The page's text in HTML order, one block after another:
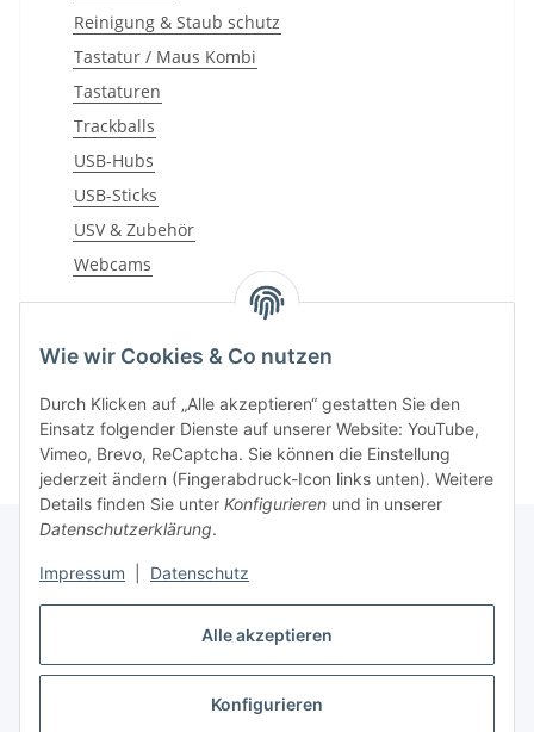
Alle akzeptieren
Konfigurieren
Wie wir Cookies & Co nutzen
Durch Klicken auf „Alle akzeptieren“ gestatten Sie den
Einsatz folgender Dienste auf unserer Website: YouTube,
Vimeo, Brevo, ReCaptcha. Sie können die Einstellung
jederzeit ändern (Fingerabdruck-Icon links unten). Weitere
Details finden Sie unter Konfigurieren und in unserer
Datenschutzerklärung.
Impressum Datenschutz
Reinigung & Staub schutz
Tastatur / Maus Kombi
Tastaturen
Trackballs
USB-Hubs
USB-Sticks
USV & Zubehör
Webcams
TE Informationen Tipps & Tricks